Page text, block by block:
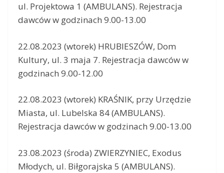
ul. Projektowa 1 (AMBULANS). Rejestracja
dawców w godzinach 9.00-13.00
22.08.2023 (wtorek) HRUBIESZÓW, Dom
Kultury, ul. 3 maja 7. Rejestracja dawców w
godzinach 9.00-12.00
22.08.2023 (wtorek) KRAŚNIK, przy Urzędzie
Miasta, ul. Lubelska 84 (AMBULANS).
Rejestracja dawców w godzinach 9.00-13.00
23.08.2023 (środa) ZWIERZYNIEC, Exodus
Młodych, ul. Biłgorajska 5 (AMBULANS).